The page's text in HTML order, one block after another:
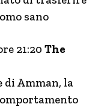
sano
21:20 The
Amman, la